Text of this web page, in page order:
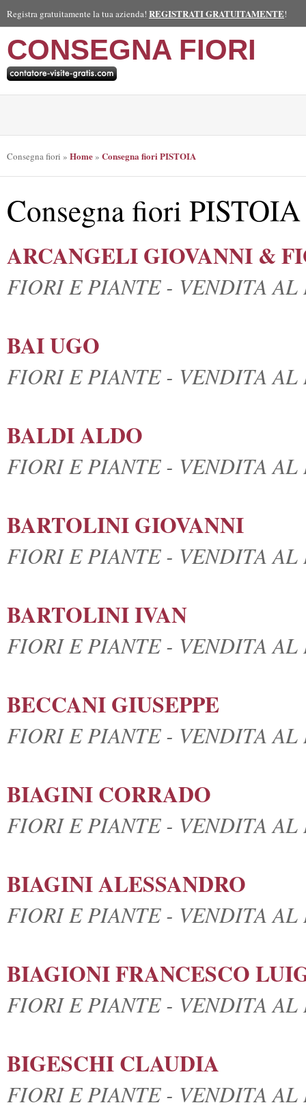
Registra gratuitamente la tua azienda! REGISTRATI GRATUITAMENTE!
CONSEGNA FIORI
Consegna fiori » Home» Consegna fiori PISTOIA
Consegna fiori PISTOIA
ARCANGELI GIOVANNI &
FIORI E PIANTE - VENDITA
BAI UGO
FIORI E PIANTE - VENDITA
BALDI ALDO
FIORI E PIANTE - VENDITA
BARTOLINI GIOVANNI
FIORI E PIANTE - VENDITA
BARTOLINI IVAN
FIORI E PIANTE - VENDITA
BECCANI GIUSEPPE
FIORI E PIANTE - VENDITA
BIAGINI CORRADO
FIORI E PIANTE - VENDITA
BIAGINI ALESSANDRO
FIORI E PIANTE - VENDITA
BIAGIONI FRANCESCO
FIORI E PIANTE - VENDITA
BIGESCHI CLAUDIA
FIORI E PIANTE - VENDITA